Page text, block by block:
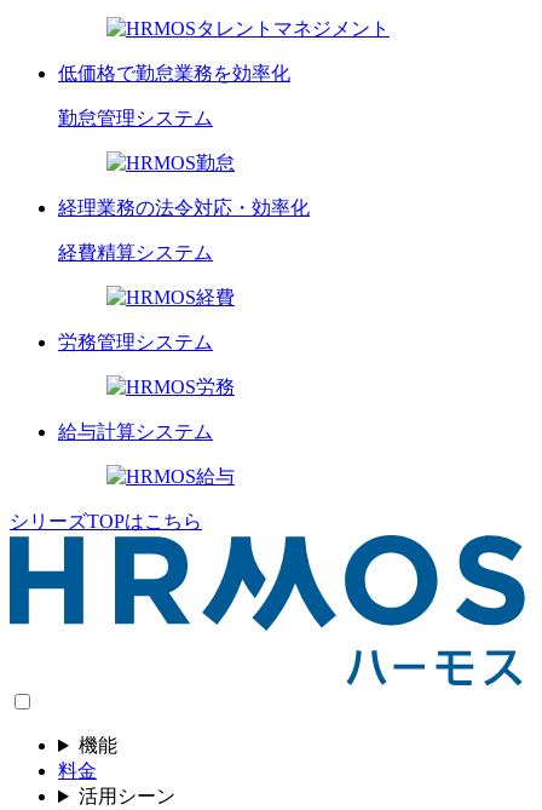
低価格で勤怠業務を効率化
勤怠管理システム
経理業務の法令対応・効率化
経費精算システム
労務管理システム
給与計算システム
シリーズTOPはこちら
機能
料金
活用シーン